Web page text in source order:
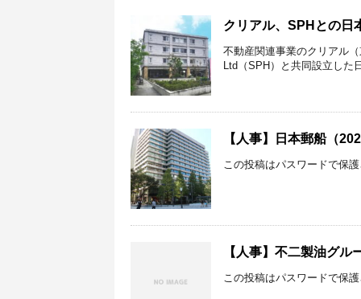
クリアル、SPHとの日
不動産関連事業のクリアル
Ltd（SPH）と共同設立した
【人事】日本郵船（
この投稿はパスワードで保
【人事】不二製油グ
この投稿はパスワードで保